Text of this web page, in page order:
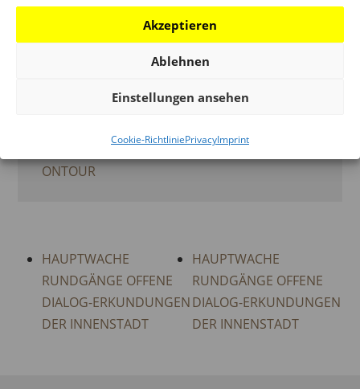
Akzeptieren
Ablehnen
Einstellungen ansehen
Cookie-RichtliniePrivacyImprint
VERANSTALTUNG
ONTOUR,
ONTOUR
Website:
VIEW ORT WEBSITE
HAUPTWACHE
RUNDGÄNGE OFFENE
DIALOG-ERKUNDUNGEN
DER INNENSTADT
HAUPTWACHE
RUNDGÄNGE OFFENE
DIALOG-ERKUNDUNGEN
DER INNENSTADT